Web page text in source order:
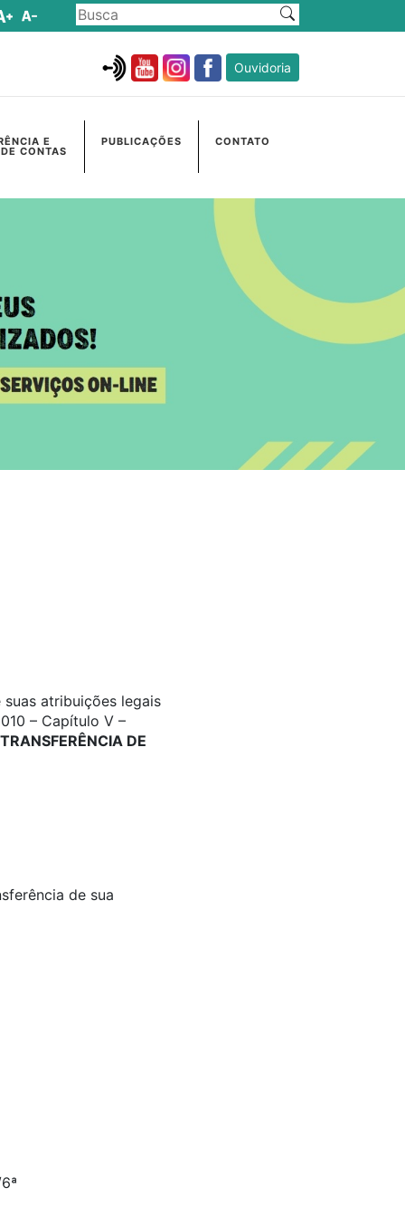
Ouvidoria
E
CONTAS
PUBLICAÇÕES CONTATO
suas atribuições legais
– Capítulo V –
DE
de sua